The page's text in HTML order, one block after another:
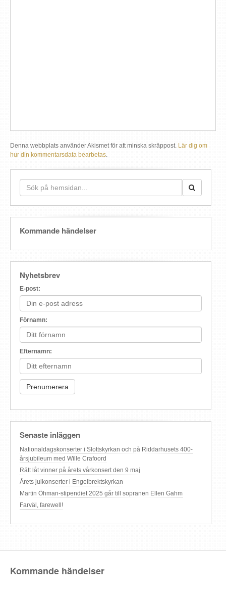
Denna webbplats använder Akismet för att minska skräppost. Lär dig om
hur din kommentarsdata bearbetas
Kommande händelser
Nyhetsbrev
E-post:
Förnamn:
Efternamn:
Senaste inläggen
Nationaldagskonserter i Slottskyrkan och på Riddarhusets 400-
årsjubileum med Wille Crafoord
Rätt låt vinner på årets vårkonsert den 9 maj
Årets julkonserter i Engelbrektskyrkan
Martin Öhman-stipendiet 2025 går till sopranen Ellen Gahm
Farväl, farewell!
Kommande händelser